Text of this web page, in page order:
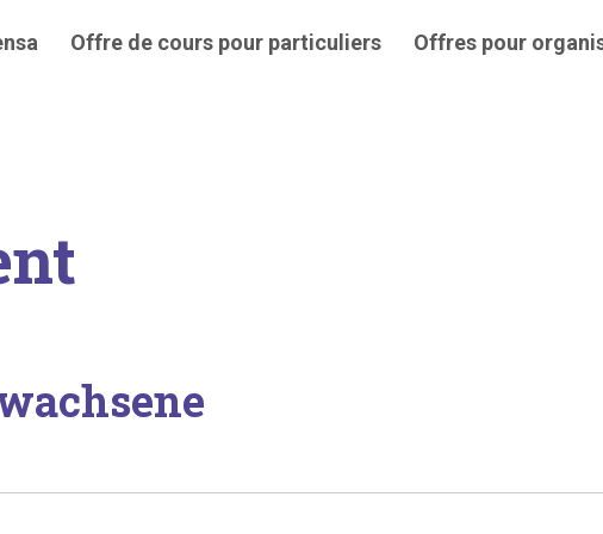
Offre de cours pour particuliers Offres pour